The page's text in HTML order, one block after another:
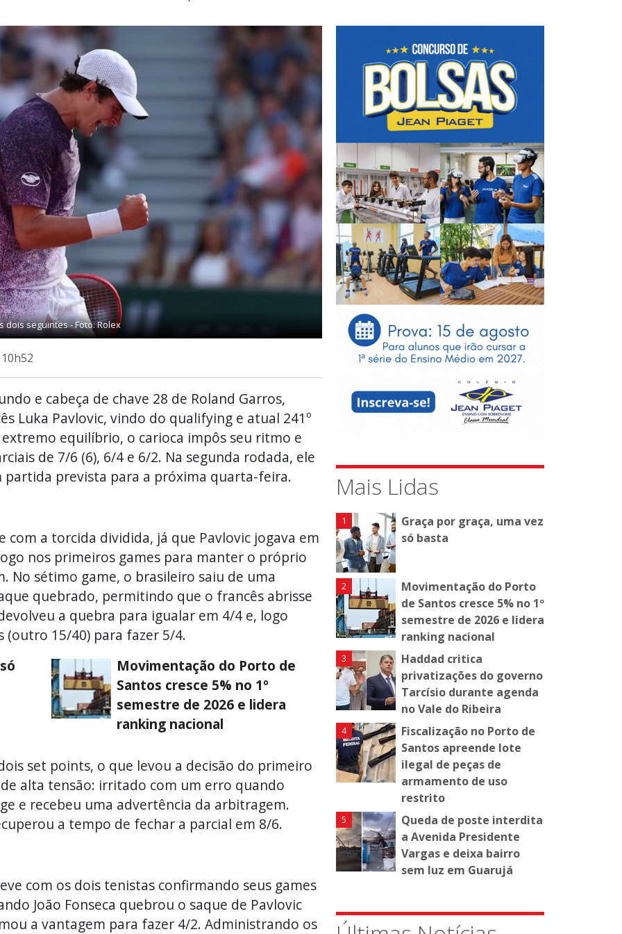
seguintes - Foto: Rolex
e cabeça de chave 28 de Roland Garros,
Luka Pavlovic, vindo do qualifying e atual 241º
equilíbrio, o carioca impôs seu ritmo e
de 7/6 (6), 6/4 e 6/2. Na segunda rodada, ele
prevista para a próxima quarta-feira.
a torcida dividida, já que Pavlovic jogava em
nos primeiros games para manter o próprio
No sétimo game, o brasileiro saiu de uma
quebrado, permitindo que o francês abrisse
a quebra para igualar em 4/4 e, logo
(outro 15/40) para fazer 5/4.
Movimentação do Porto de
Santos cresce 5% no 1º
semestre de 2026 e lidera
ranking nacional
set points, o que levou a decisão do primeiro
alta tensão: irritado com um erro quando
e recebeu uma advertência da arbitragem.
a tempo de fechar a parcial em 8/6.
com os dois tenistas confirmando seus games
João Fonseca quebrou o saque de Pavlovic
a vantagem para fazer 4/2. Administrando os
Mais Lidas
Graça por graça, uma vez
só basta
Movimentação do Porto
de Santos cresce 5% no 1º
semestre de 2026 e lidera
ranking nacional
Haddad critica
privatizações do governo
Tarcísio durante agenda
no Vale do Ribeira
Fiscalização no Porto de
Santos apreende lote
ilegal de peças de
armamento de uso
restrito
Queda de poste interdita
a Avenida Presidente
Vargas e deixa bairro
sem luz em Guarujá